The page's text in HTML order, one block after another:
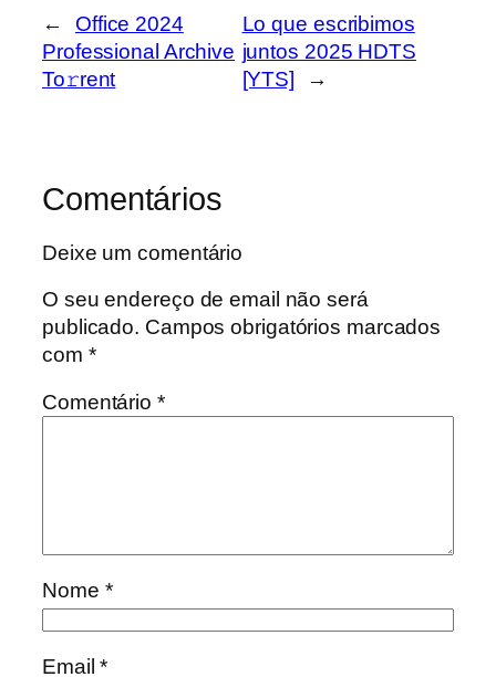
←
Office 2024
Professional Archive
To𝚛rent
Lo que escribimos
juntos 2025 HDTS
[YTS]
→
Comentários
Deixe um comentário
O seu endereço de email não será
publicado. Campos obrigatórios marcados
com *
Comentário *
Nome *
Email*